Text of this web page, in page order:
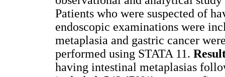
Patients who were suspected of
endoscopic examinations were
metaplasia and gastric cancer
performed using STATA 11.
having intestinal metaplasias